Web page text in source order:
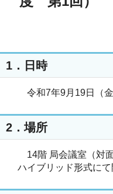
1．日時
令和7年9月19日（
2．場所
14階 局会議室（対
ハイブリッド形式にて